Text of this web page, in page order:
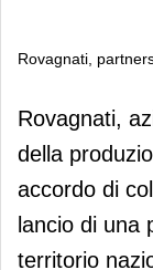
Rovagnati,
Rovagnati,
Rovagnati,
della
accordo di
lancio di una
territorio